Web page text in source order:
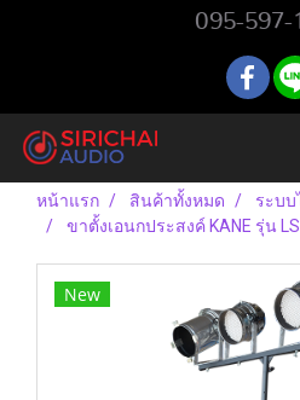
095-597-
หน้าแรก สินค้าทั้งหมด ระบบ
ขาตั้งเอนกประสงค์ KANE รุ่น
New